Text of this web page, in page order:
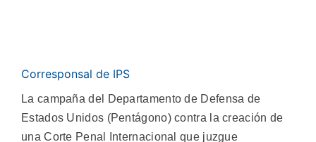
Corresponsal de IPS
La campaña del Departamento de Defensa de
Estados Unidos (Pentágono) contra la creación de
una Corte Penal Internacional que juzgue